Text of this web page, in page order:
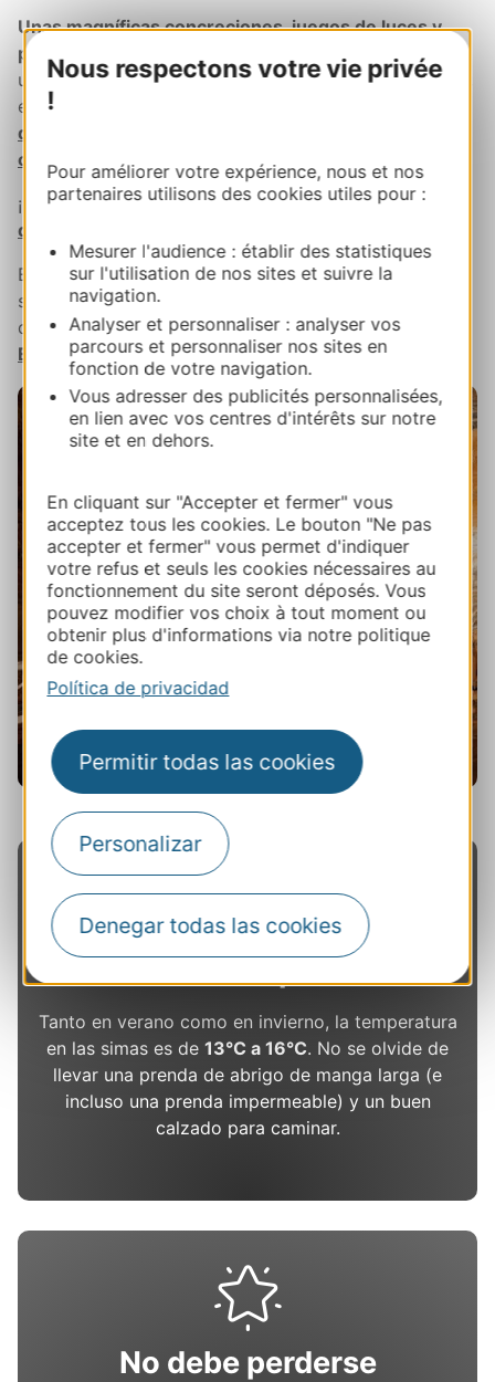
Nous respectons votre vie privée
!
Pour améliorer votre expérience, nous et nos
partenaires utilisons des cookies utiles pour :
Mesurer l'audience : établir des statistiques
sur l'utilisation de nos sites et suivre la
navigation.
Analyser et personnaliser : analyser vos
parcours et personnaliser nos sites en
fonction de votre navigation.
Vous adresser des publicités personnalisées,
en lien avec vos centres d'intérêts sur notre
site et en dehors.
En cliquant sur "Accepter et fermer" vous
acceptez tous les cookies. Le bouton "Ne pas
accepter et fermer" vous permet d'indiquer
votre refus et seuls les cookies nécessaires au
fonctionnement du site seront déposés. Vous
pouvez modifier vos choix à tout moment ou
obtenir plus d'informations via notre politique
de cookies.
Política de privacidad
Permitir todas las cookies
Personalizar
Denegar todas las cookies
Unas magníficas concreciones, juegos de luces y
pasarelas de cristal
convierten nuestras simas en
unos excepcionales parajes. No se pierda, sobre todo,
en la punta sur del Macizo Central: la
de Dargilan
cueva de Clamouse
en las gargantas del Hérault.
¡El corazón le dará un salto al visitar lasima gigante
de Cabrespine
En los Pirineos, no se pierda la visita del "Versalles
subterráneo" deGrandes Canalettes
de la frescura de la fastuosasima de
Esparrosdescubierta porNorbert Casteret.
Gouffre de Cabrespine dans l'Aude, Gouffre
de Cabrespine
Tanto en verano como en invierno, la temperatura
en las simas es de 13°C a 16°C. No se olvide de
llevar una prenda de abrigo de manga larga (e
incluso una prenda impermeable) y un buen
calzado para caminar.
No debe perderse